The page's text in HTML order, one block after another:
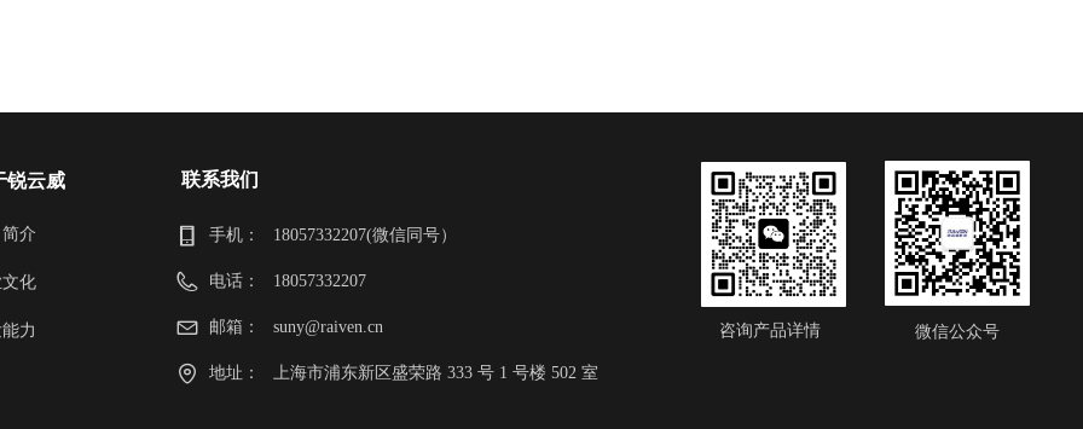
锐云威
介
化
力
联系我们
手机： 18057332207(微信同号）
电话： 18057332207
邮箱： suny@raiven.cn
地址： 上海市浦东新区盛荣路 333 号 1 号楼 502 室
微信公众号
咨询产品详情